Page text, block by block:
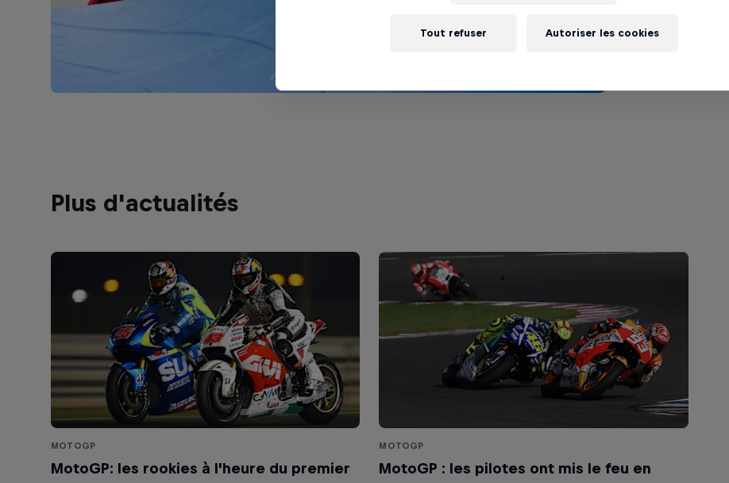
Plus d'actualités
MOTOGP
MotoGP: les rookies à l'heure du premier
MOTOGP
MotoGP : les pilotes ont mis le feu en
Tout refuser Autoriser les cookies